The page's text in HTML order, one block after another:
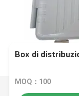
Box di
MOQ：100